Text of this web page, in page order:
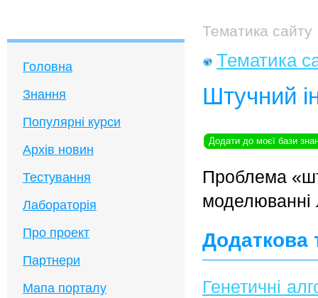
Головна
Знання
Популярні курси
Архів новин
Тестування
Лабораторія
Про проект
Партнери
Мапа порталу
Тематика сайту
Тематика
Штучний
Додати до моєї бази
Проблема
моделюванні
Додаткова
Генетичні